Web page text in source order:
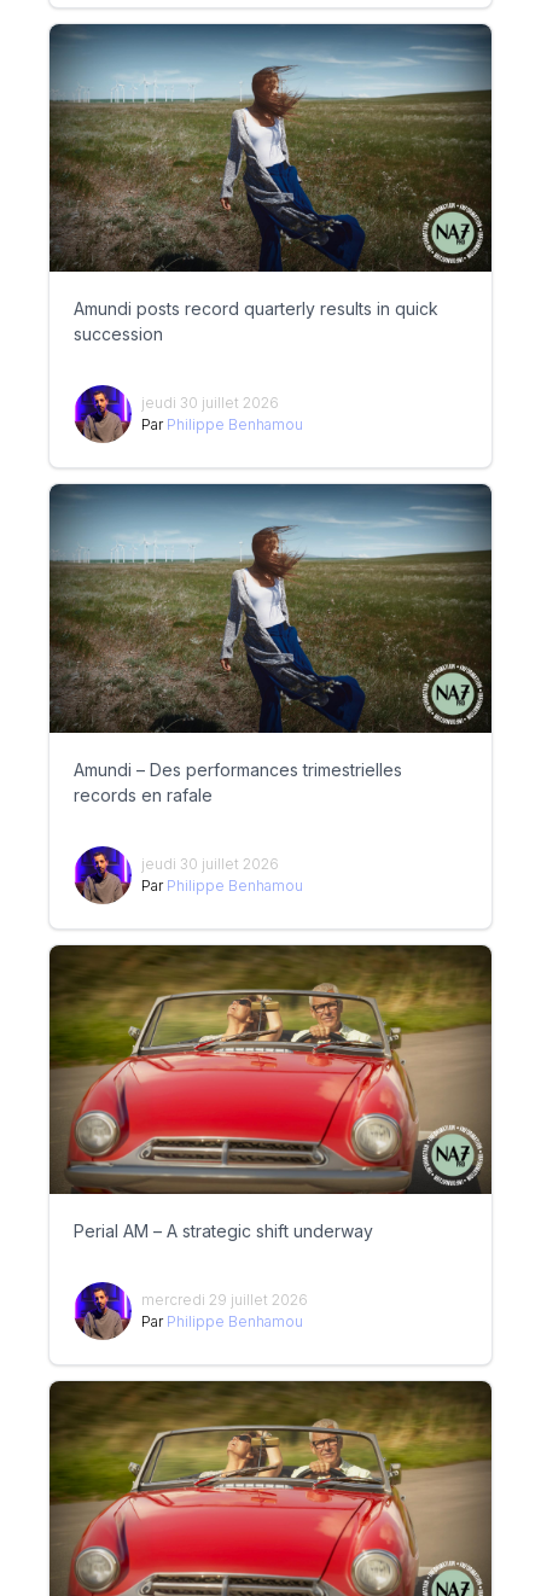
Amundi posts record quarterly results in quick
succession
jeudi 30 juillet 2026
Par Philippe Benhamou
Amundi – Des performances trimestrielles
records en rafale
jeudi 30 juillet 2026
Par Philippe Benhamou
Perial AM – A strategic shift underway
mercredi 29 juillet 2026
Par Philippe Benhamou